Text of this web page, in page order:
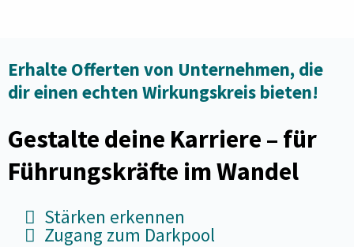
Erhalte Offerten von Unternehmen, die
dir einen echten Wirkungskreis bieten!
Gestalte deine Karriere – für
Führungskräfte im Wandel
Stärken erkennen
Zugang zum Darkpool